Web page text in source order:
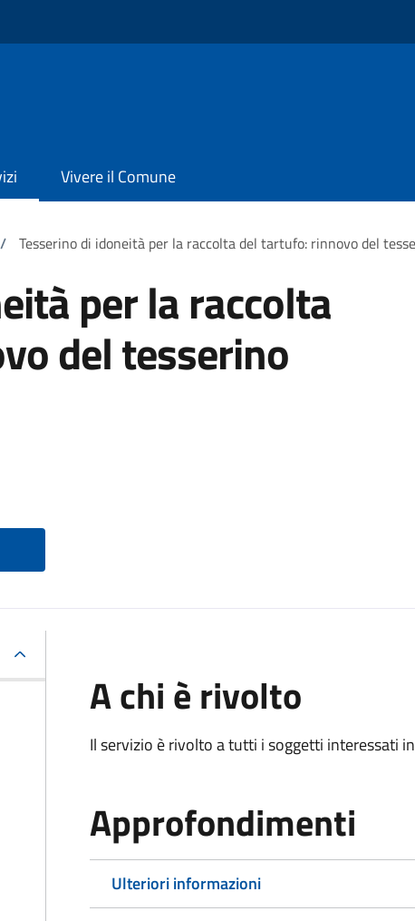
Vivere il Comune
/ Tesserino di idoneità per la raccolta del tartufo: rinnovo del
per la raccolta
del tesserino
A chi è rivolto
Il servizio è rivolto a tutti i soggetti interessati
Approfondimenti
Ulteriori informazioni